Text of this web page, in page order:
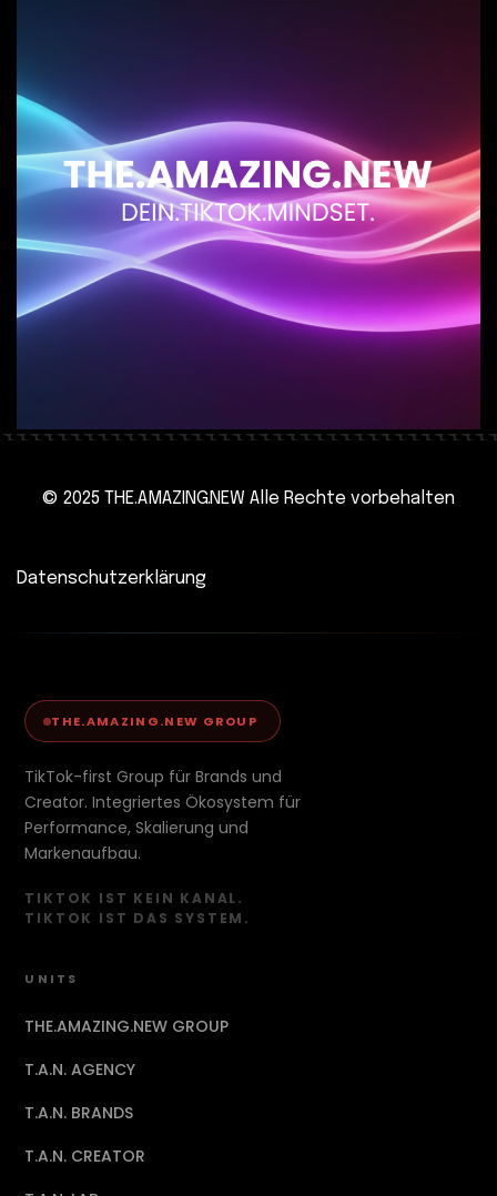
© 2025 THE.AMAZING.NEW Alle Rechte vorbehalten
Datenschutzerklärung
THE.AMAZING.NEW GROUP
TikTok-first Group für Brands und
Creator. Integriertes Ökosystem für
Performance, Skalierung und
Markenaufbau.
TIKTOK IST KEIN KANAL.
TIKTOK IST DAS SYSTEM.
UNITS
THE.AMAZING.NEW GROUP
T.A.N. AGENCY
T.A.N. BRANDS
T.A.N. CREATOR